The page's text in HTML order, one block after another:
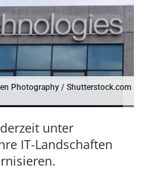
Photography / Shutterstock.com
unter
IT-Landschaften